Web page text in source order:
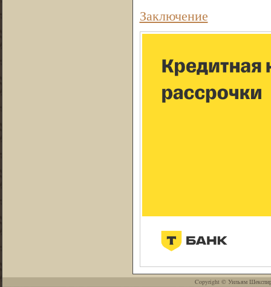
Заключение
Copyright © Уильям